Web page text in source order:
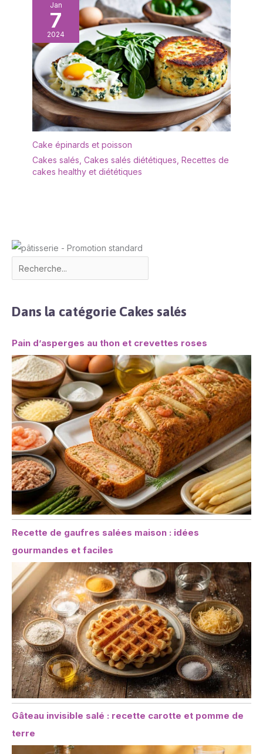
Jan
7
2024
Cake épinards et poisson
Cakes salés Cakes salés diététiques Recettes de
cakes healthy et diététiques
Dans la catégorie Cakes salés
Pain d’asperges au thon et crevettes roses
Recette de gaufres salées maison : idées
gourmandes et faciles
Gâteau invisible salé : recette carotte et pomme de
terre